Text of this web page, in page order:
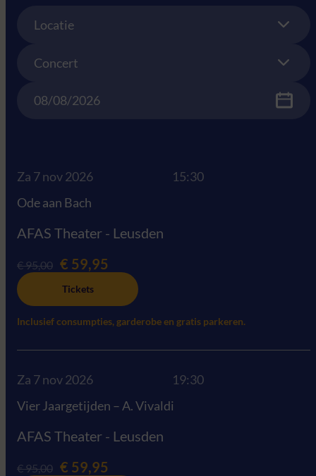
Locatie
Concert
Za 7 nov 2026
15:30
Ode aan Bach
AFAS Theater - Leusden
€ 95,00 € 59,95
Tickets
Inclusief consumpties, garderobe en gratis parkeren.
Za 7 nov 2026
19:30
Vier Jaargetijden – A. Vivaldi
AFAS Theater - Leusden
€ 95,00 € 59,95